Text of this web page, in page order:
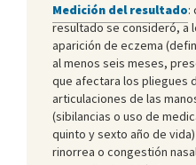
Medición del resultado:
resultado se consideró, a
aparición de eczema
al menos seis meses,
que afectara los pliegues
articulaciones de las
(sibilancias o uso de
quinto y sexto año de
rinorrea o congestión